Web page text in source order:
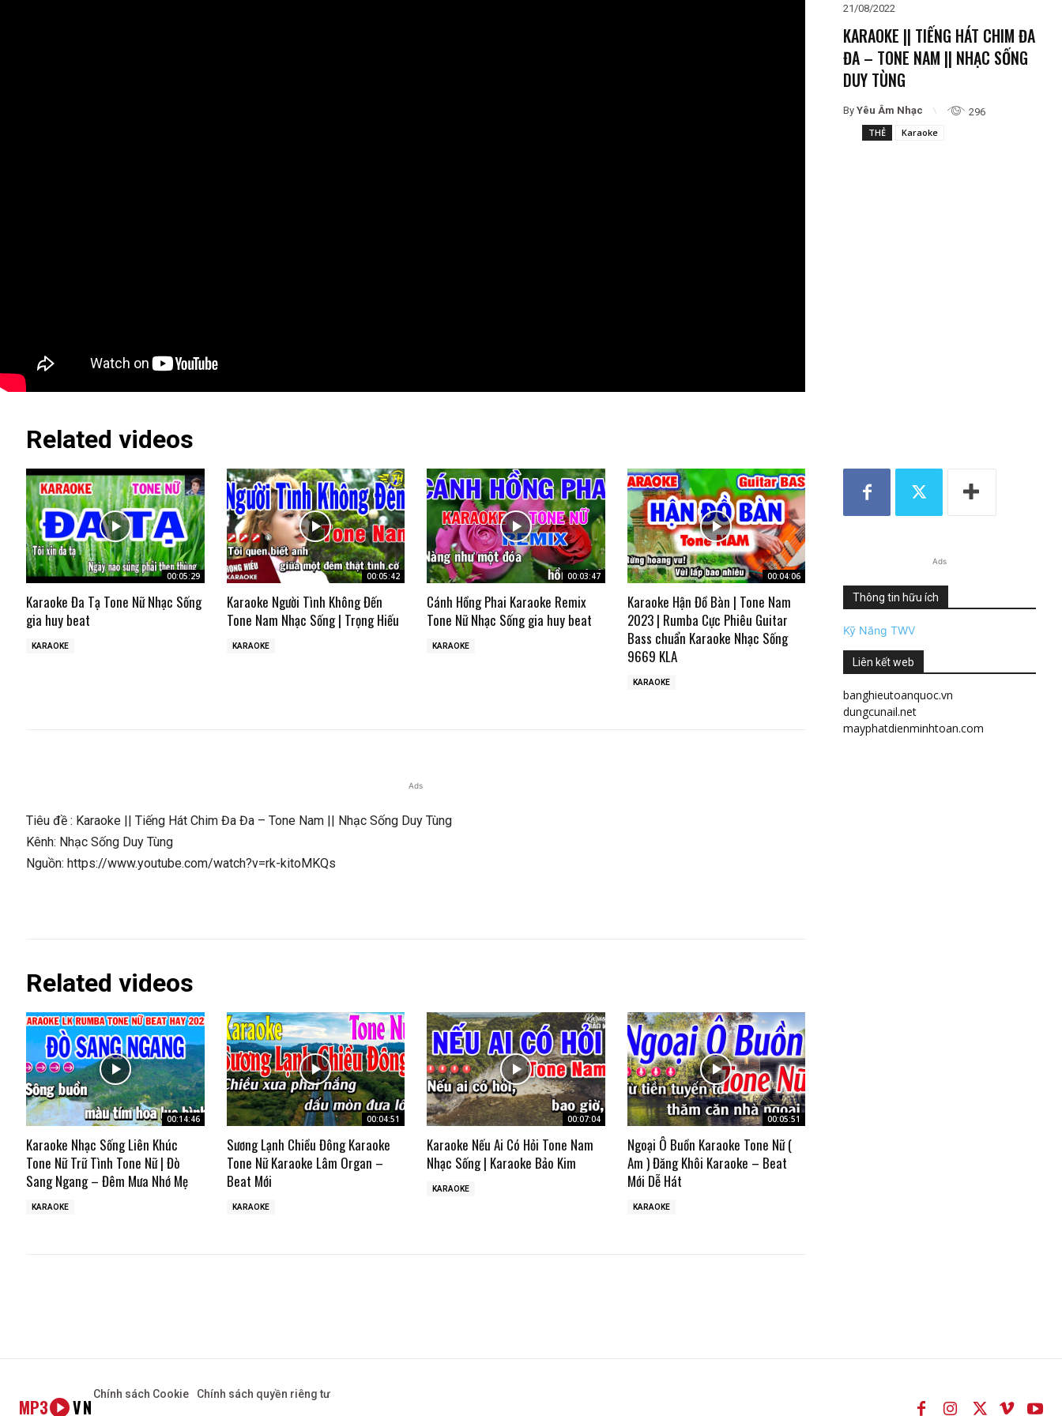
21/08/2022
KARAOKE || TIẾNG HÁT CHIM ĐA
ĐA – TONE NAM || NHẠC SỐNG
DUY TÙNG
By Yêu Âm Nhạc
296
THẺ
Karaoke
Related videos
00:05:29
Karaoke Đa Tạ Tone Nữ Nhạc Sống
gia huy beat
KARAOKE
00:05:42
Karaoke Người Tình Không Đến
Tone Nam Nhạc Sống | Trọng Hiếu
KARAOKE
00:03:47
Cánh Hồng Phai Karaoke Remix
Tone Nữ Nhạc Sống gia huy beat
KARAOKE
00:04:06
Karaoke Hận Đồ Bàn | Tone Nam
2023 | Rumba Cực Phiêu Guitar
Bass chuẩn Karaoke Nhạc Sống
9669 KLA
KARAOKE
Ads
Tiêu đề : Karaoke || Tiếng Hát Chim Đa Đa – Tone Nam || Nhạc Sống Duy Tùng
Kênh: Nhạc Sống Duy Tùng
Nguồn: https://www.youtube.com/watch?v=rk-kitoMKQs
Related videos
00:14:46
Karaoke Nhạc Sống Liên Khúc
Tone Nữ Trữ Tình Tone Nữ | Đò
Sang Ngang – Đêm Mưa Nhớ Mẹ
KARAOKE
00:04:51
Sương Lạnh Chiều Đông Karaoke
Tone Nữ Karaoke Lâm Organ –
Beat Mới
KARAOKE
00:07:04
Karaoke Nếu Ai Có Hỏi Tone Nam
Nhạc Sống | Karaoke Bảo Kim
KARAOKE
00:05:51
Ngoại Ô Buồn Karaoke Tone Nữ (
Am ) Đăng Khôi Karaoke – Beat
Mới Dễ Hát
KARAOKE
Ads
Thông tin hữu ích
Kỹ Năng TWV
Liên kết web
banghieutoanquoc.vn
dungcunail.net
mayphatdienminhtoan.com
MP3 VN
Chính sách Cookie Chính sách quyền riêng tư